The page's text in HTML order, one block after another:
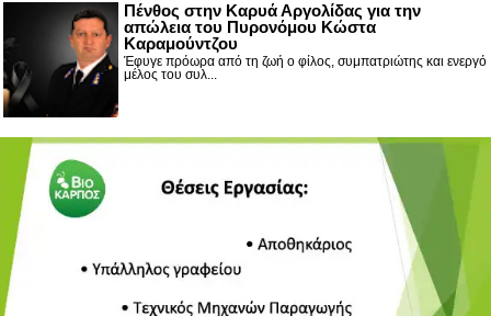
Πένθος στην Καρυά Αργολίδας για την
απώλεια του Πυρονόμου Κώστα
Καραμούντζου
Έφυγε πρόωρα από τη ζωή ο φίλος, συμπατριώτης και ενεργό
μέλος του συλ...